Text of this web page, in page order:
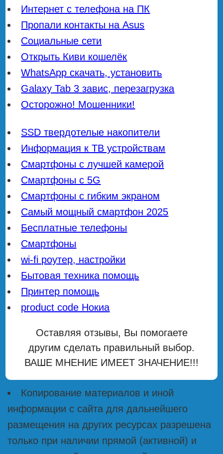
Интернет с телефона на ПК
Пропали контакты на Asus
Социальные сети
Открыть Киви кошелёк
WhatsApp скачать, установить
Galaxy Tab 3 завис, перезагрузка
Осторожно! Мошенники!
SSD твердотелые накопители
Информация к ТВ устройствам
Смартфоны с лучшей камерой
Смартфоны с 5G
Смартфоны с гибким экраном
Самый мощный смартфон 2025
Бесплатные телефоны
Смартфоны
wi-fi роутер, настройки
Бытовая техника помощь
Принтер помощь
product code Нокиа
Оставляя отзывы, Вы помогаете
другим сделать правильный выбор.
ВАШЕ МНЕНИЕ ИМЕЕТ ЗНАЧЕНИЕ!!!
Копирование материалов и иной
информации с сайта для дальнейшего
размещения на других ресурсах разрешена
только при наличии прямой (активной) и